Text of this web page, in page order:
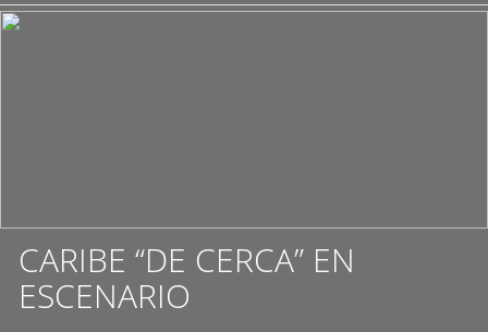
CARIBE “DE CERCA” EN
ESCENARIO